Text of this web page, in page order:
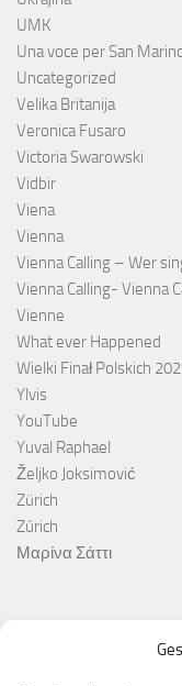
UMK
Una voce per San
Uncategorized
Velika Britanija
Veronica Fusaro
Victoria Swarowski
Vidbir
Viena
Vienna
Vienna Calling – Wer
Vienna Calling- Vienna
Vienne
What ever Happened
Wielki Finał Polskich
Ylvis
YouTube
Yuval Raphael
Željko Joksimović
Zürich
Zúrich
Μαρίνα Σάττι